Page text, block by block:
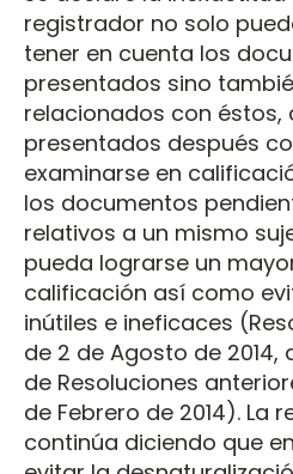
registrador no solo
tener en cuenta los
presentados sino
relacionados con éstos,
presentados después
examinarse en
los documentos
relativos a un mismo
pueda lograrse un
calificación así como
inútiles e ineficaces
de 2 de Agosto de
de Resoluciones
de Febrero de 2014). La
continúa diciendo que